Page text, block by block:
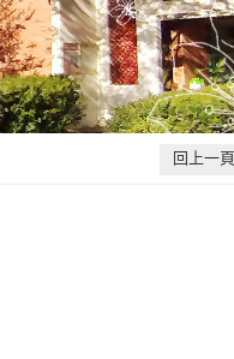
回上一頁